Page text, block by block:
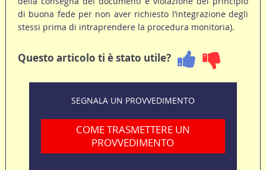
di buona fede per non aver richiesto l’integrazione degli
stessi prima di intraprendere la procedura monitoria).
Questo articolo ti è stato utile?
SEGNALA UN PROVVEDIMENTO
COME TRASMETTERE UN
PROVVEDIMENTO